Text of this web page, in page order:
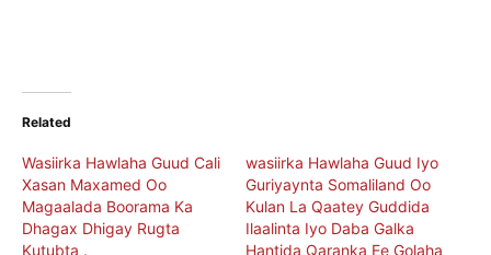
Related
Wasiirka Hawlaha Guud Cali
Xasan Maxamed Oo
Magaalada Boorama Ka
Dhagax Dhigay Rugta
Kutubta .
wasiirka Hawlaha Guud Iyo
Guriyaynta Somaliland Oo
Kulan La Qaatey Guddida
Ilaalinta Iyo Daba Galka
Hantida Qaranka Ee Golaha